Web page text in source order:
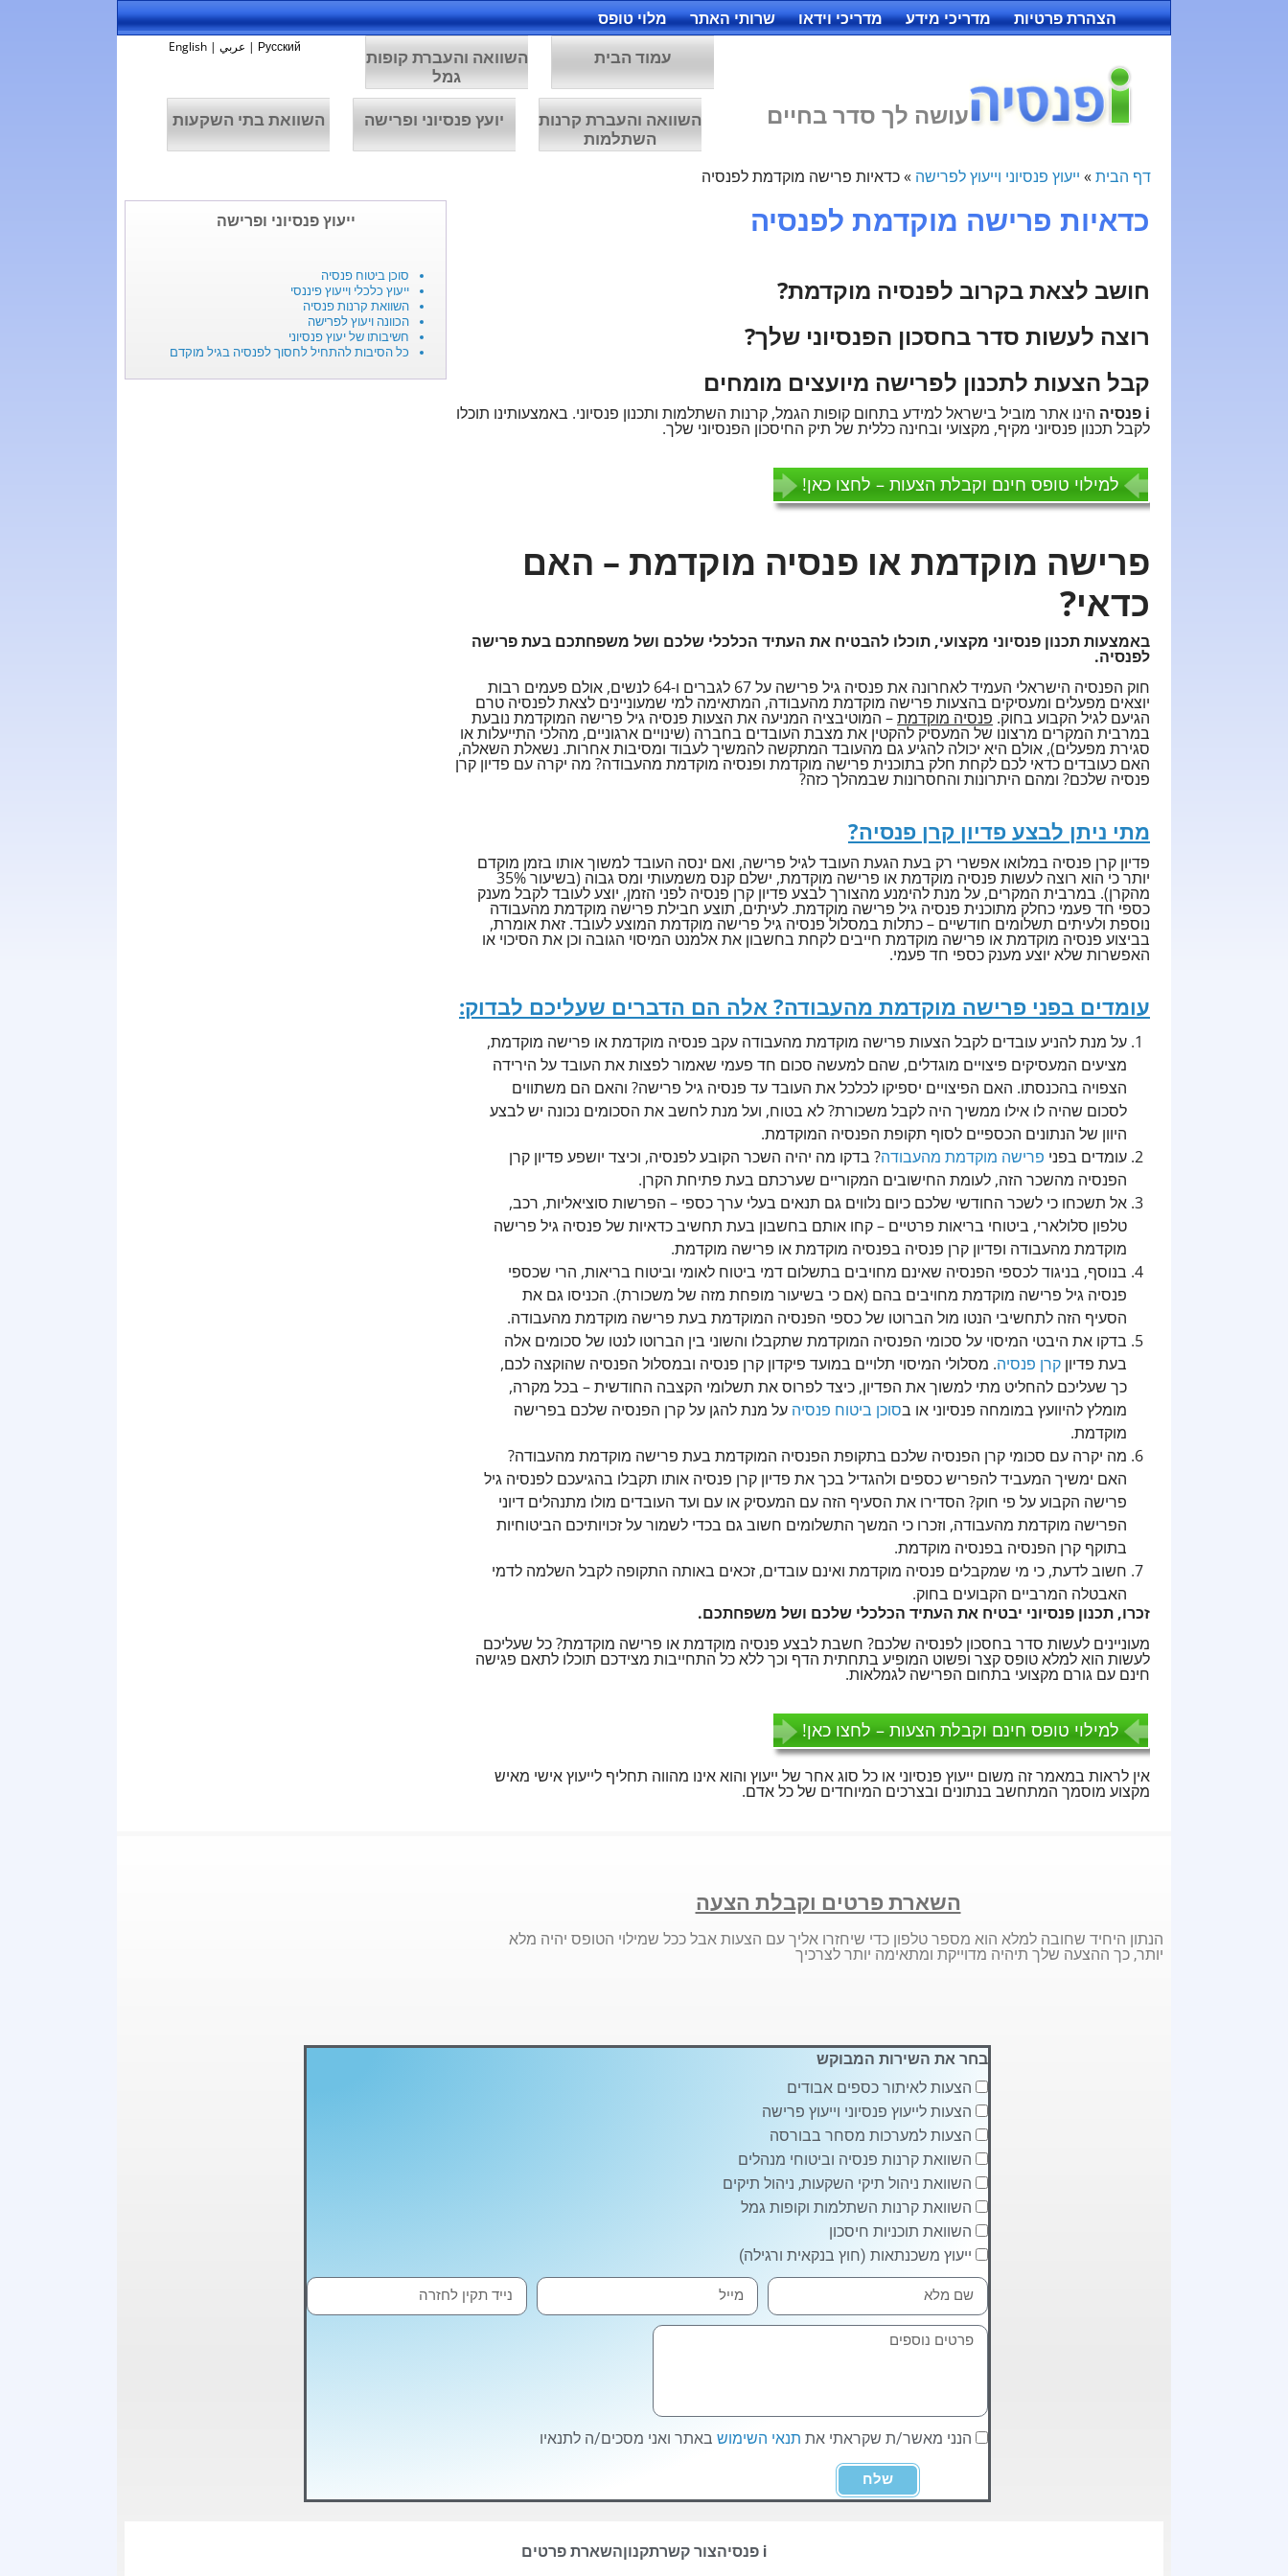
מלוי טופס שרותי האתר מדריכי וידאו מדריכי מידע הצהרת פרטיות
עושה לך סדר בחיים
Русский
| عربي |
English עמוד הבית
השוואה והעברת קופות
גמל
השוואה והעברת קרנות
השתלמות
יועץ פנסיוני ופרישה השוואת בתי השקעות
דף הבית» ייעוץ פנסיוני וייעוץ לפרישה »כדאיות פרישה מוקדמת לפנסיה
כדאיות פרישה מוקדמת לפנסיה
חושב לצאת בקרוב לפנסיה מוקדמת?
רוצה לעשות סדר בחסכון הפנסיוני שלך?
קבל הצעות לתכנון לפרישה מיועצים מומחים
i פנסיה הינו אתר מוביל בישראל למידע בתחום קופות הגמל, קרנות השתלמות ותכנון פנסיוני. באמצעותינו תוכלו
לקבל תכנון פנסיוני מקיף, מקצועי ובחינה כללית של תיק החיסכון הפנסיוני שלך.
למילוי טופס חינם וקבלת הצעות – לחצו כאן!
פרישה מוקדמת או פנסיה מוקדמת – האם
כדאי?
באמצעות תכנון פנסיוני מקצועי, תוכלו להבטיח את העתיד הכלכלי שלכם ושל משפחתכם בעת פרישה
לפנסיה.
חוק הפנסיה הישראלי העמיד לאחרונה את פנסיה גיל פרישה על 67 לגברים ו-64 לנשים, אולם פעמים רבות
יוצאים מפעלים ומעסיקים בהצעות פרישה מוקדמת מהעבודה, המתאימה למי שמעוניינים לצאת לפנסיה טרם
הגיעם לגיל הקבוע בחוק. פנסיה מוקדמת– המוטיבציה המניעה את הצעות פנסיה גיל פרישה המוקדמת נובעת
במרבית המקרים מרצונו של המעסיק להקטין את מצבת העובדים בחברה (שינויים ארגוניים, מהלכי התייעלות או
סגירת מפעלים), אולם היא יכולה להגיע גם מהעובד המתקשה להמשיך לעבוד ומסיבות אחרות. נשאלת השאלה,
האם כעובדים כדאי לכם לקחת חלק בתוכנית פרישה מוקדמת ופנסיה מוקדמת מהעבודה? מה יקרה עם פדיון קרן
פנסיה שלכם? ומהם היתרונות והחסרונות שבמהלך כזה?
מתי ניתן לבצע פדיון קרן פנסיה?
פדיון קרן פנסיה במלואו אפשרי רק בעת הגעת העובד לגיל פרישה, ואם ינסה העובד למשוך אותו בזמן מוקדם
יותר כי הוא רוצה לעשות פנסיה מוקדמת או פרישה מוקדמת, ישלם קנס משמעותי ומס גבוה (בשיעור 35%
מהקרן). במרבית המקרים, על מנת להימנע מהצורך לבצע פדיון קרן פנסיה לפני הזמן, יוצע לעובד לקבל מענק
כספי חד פעמי כחלק מתוכנית פנסיה גיל פרישה מוקדמת. לעיתים, תוצע חבילת פרישה מוקדמת מהעבודה
נוספת ולעיתים תשלומים חודשיים – כתלות במסלול פנסיה גיל פרישה מוקדמת המוצע לעובד. זאת אומרת,
בביצוע פנסיה מוקדמת או פרישה מוקדמת חייבים לקחת בחשבון את אלמנט המיסוי הגובה וכן את הסיכוי או
האפשרות שלא יוצע מענק כספי חד פעמי.
עומדים בפני פרישה מוקדמת מהעבודה? אלה הם הדברים שעליכם לבדוק:
על מנת להניע עובדים לקבל הצעות פרישה מוקדמת מהעבודה עקב פנסיה מוקדמת או פרישה מוקדמת,
מציעים המעסיקים פיצויים מוגדלים, שהם למעשה סכום חד פעמי שאמור לפצות את העובד על הירידה
הצפויה בהכנסתו. האם הפיצויים יספיקו לכלכל את העובד עד פנסיה גיל פרישה? והאם הם משתווים
לסכום שהיה לו אילו ממשיך היה לקבל משכורת? לא בטוח, ועל מנת לחשב את הסכומים נכונה יש לבצע
היוון של הנתונים הכספיים לסוף תקופת הפנסיה המוקדמת.
עומדים בפני פרישה מוקדמת מהעבודה? בדקו מה יהיה השכר הקובע לפנסיה, וכיצד יושפע פדיון קרן
הפנסיה מהשכר הזה, לעומת החישובים המקוריים שערכתם בעת פתיחת הקרן.
אל תשכחו כי לשכר החודשי שלכם כיום נלווים גם תנאים בעלי ערך כספי – הפרשות סוציאליות, רכב,
טלפון סלולארי, ביטוחי בריאות פרטיים – קחו אותם בחשבון בעת תחשיב כדאיות של פנסיה גיל פרישה
מוקדמת מהעבודה ופדיון קרן פנסיה בפנסיה מוקדמת או פרישה מוקדמת.
בנוסף, בניגוד לכספי הפנסיה שאינם מחויבים בתשלום דמי ביטוח לאומי וביטוח בריאות, הרי שכספי
פנסיה גיל פרישה מוקדמת מחויבים בהם (אם כי בשיעור מופחת מזה של משכורת). הכניסו גם את
הסעיף הזה לתחשיבי הנטו מול הברוטו של כספי הפנסיה המוקדמת בעת פרישה מוקדמת מהעבודה.
בדקו את היבטי המיסוי על סכומי הפנסיה המוקדמת שתקבלו והשוני בין הברוטו לנטו של סכומים אלה
בעת פדיון קרן פנסיה. מסלולי המיסוי תלויים במועד פיקדון קרן פנסיה ובמסלול הפנסיה שהוקצה לכם,
כך שעליכם להחליט מתי למשוך את הפדיון, כיצד לפרוס את תשלומי הקצבה החודשית – בכל מקרה,
מומלץ להיוועץ במומחה פנסיוני או בסוכן ביטוח פנסיה על מנת להגן על קרן הפנסיה שלכם בפרישה
מוקדמת.
מה יקרה עם סכומי קרן הפנסיה שלכם בתקופת הפנסיה המוקדמת בעת פרישה מוקדמת מהעבודה?
האם ימשיך המעביד להפריש כספים ולהגדיל בכך את פדיון קרן פנסיה אותו תקבלו בהגיעכם לפנסיה גיל
פרישה הקבוע על פי חוק? הסדירו את הסעיף הזה עם המעסיק או עם ועד העובדים מולו מתנהלים דיוני
הפרישה מוקדמת מהעבודה, וזכרו כי המשך התשלומים חשוב גם בכדי לשמור על זכויותיכם הביטוחיות
בתוקף קרן הפנסיה בפנסיה מוקדמת.
חשוב לדעת, כי מי שמקבלים פנסיה מוקדמת ואינם עובדים, זכאים באותה התקופה לקבל השלמה לדמי
האבטלה המרביים הקבועים בחוק.
זכרו, תכנון פנסיוני יבטיח את העתיד הכלכלי שלכם ושל משפחתכם.
מעוניינים לעשות סדר בחסכון לפנסיה שלכם? חשבת לבצע פנסיה מוקדמת או פרישה מוקדמת? כל שעליכם
לעשות הוא למלא טופס קצר ופשוט המופיע בתחתית הדף וכך ללא כל התחייבות מצידכם תוכלו לתאם פגישה
חינם עם גורם מקצועי בתחום הפרישה לגמלאות.
למילוי טופס חינם וקבלת הצעות – לחצו כאן!
אין לראות במאמר זה משום ייעוץ פנסיוני או כל סוג אחר של ייעוץ והוא אינו מהווה תחליף לייעוץ אישי מאיש
מקצוע מוסמך המתחשב בנתונים ובצרכים המיוחדים של כל אדם.
ייעוץ פנסיוני ופרישה
סוכן ביטוח פנסיה
ייעוץ כלכלי וייעוץ פיננסי
השוואת קרנות פנסיה
הכוונה ויעוץ לפרישה
חשיבותו של יעוץ פנסיוני
כל הסיבות להתחיל לחסוך לפנסיה בגיל מוקדם
השארת פרטים וקבלת הצעה
הנתון היחיד שחובה למלא הוא מספר טלפון כדי שיחזרו אליך עם הצעות אבל ככל שמילוי הטופס יהיה מלא
יותר, כך ההצעה שלך תיהיה מדוייקת ומתאימה יותר לצרכיך
בחר את השירות המבוקש
הצעות לאיתור כספים אבודים
הצעות לייעוץ פנסיוני וייעוץ פרישה
הצעות למערכות מסחר בבורסה
השוואת קרנות פנסיה וביטוחי מנהלים
השוואת ניהול תיקי השקעות, ניהול תיקים
השוואת קרנות השתלמות וקופות גמל
השוואת תוכניות חיסכון
ייעוץ משכנתאות (חוץ בנקאית ורגילה)
הנני מאשר/ת שקראתי את תנאי השימושבאתר ואני מסכים/ה לתנאיו
שלח
i פנסיה צור קשרתקנוןהשארת פרטים